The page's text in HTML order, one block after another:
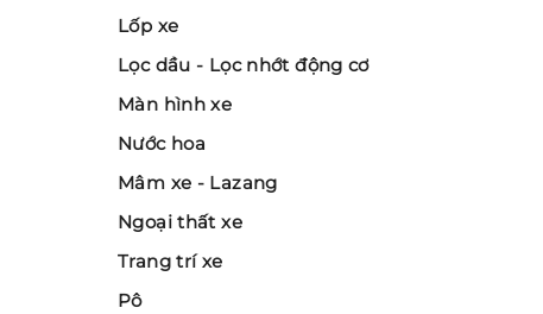
Lốp xe
Lọc dầu - Lọc nhớt động cơ
Màn hình xe
Nước hoa
Mâm xe - Lazang
Ngoại thất xe
Trang trí xe
Pô